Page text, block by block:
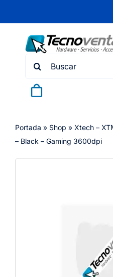
content
Search
Portada » Shop » Xtech –
– Black – Gaming 3600dpi